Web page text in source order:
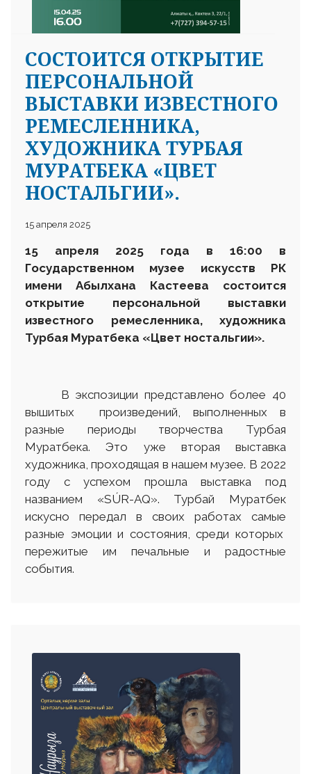
СОСТОИТСЯ ОТКРЫТИЕ
ПЕРСОНАЛЬНОЙ
ВЫСТАВКИ ИЗВЕСТНОГО
РЕМЕСЛЕННИКА,
ХУДОЖНИКА ТУРБАЯ
МУРАТБЕКА «ЦВЕТ
НОСТАЛЬГИИ».
15 апреля 2025
15 апреля 2025 года в 16:00 в
Государственном музее искусств РК
имени Абылхана Кастеева состоится
открытие персональной выставки
известного ремесленника, художника
Турбая Муратбека «Цвет ностальгии».
В экспозиции представлено более 40
вышитых произведений, выполненных в
разные периоды творчества Турбая
Муратбека. Это уже вторая выставка
художника, проходящая в нашем музее. В 2022
году с успехом прошла выставка под
названием «SÚR-AQ». Турбай Муратбек
искусно передал в своих работах самые
разные эмоции и состояния, среди которых
пережитые им печальные и радостные
события.